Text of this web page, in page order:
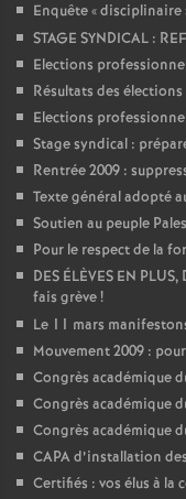
Enquête «disciplinaire
STAGE SYNDICAL :
Elections
Résultats des
Elections
Stage syndical :
Rentrée 2009 :
Texte général adopté
Soutien au peuple
Pour le respect de la
DES ÉLÈVES EN
fais grève!
Le 11 mars
Mouvement 2009 :
Congrès académique
Congrès académique
Congrès académique
CAPA d’installation
Certifiés : vos élus à la